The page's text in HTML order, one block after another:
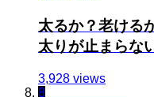
太るか？老ける
太りが止まらな
3,928 views
8